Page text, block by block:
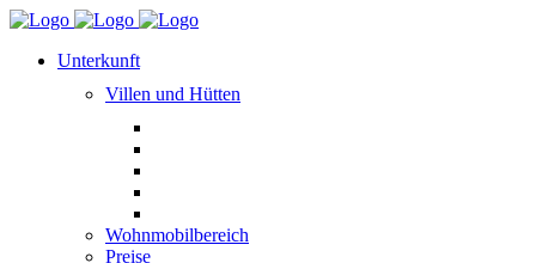
Unterkunft
Villen und Hütten
Wohnmobilbereich
Preise